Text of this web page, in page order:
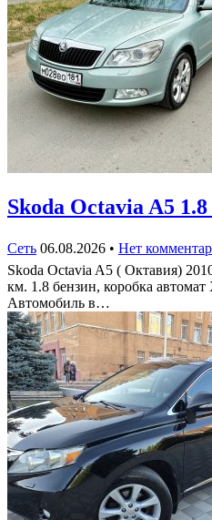
Skoda Octavia A5 1.8
Сеть 06.08.2026 • Нет
Skoda Octavia A5 ( Октавия)
км. 1.8 бензин, коробка
Автомобиль в…